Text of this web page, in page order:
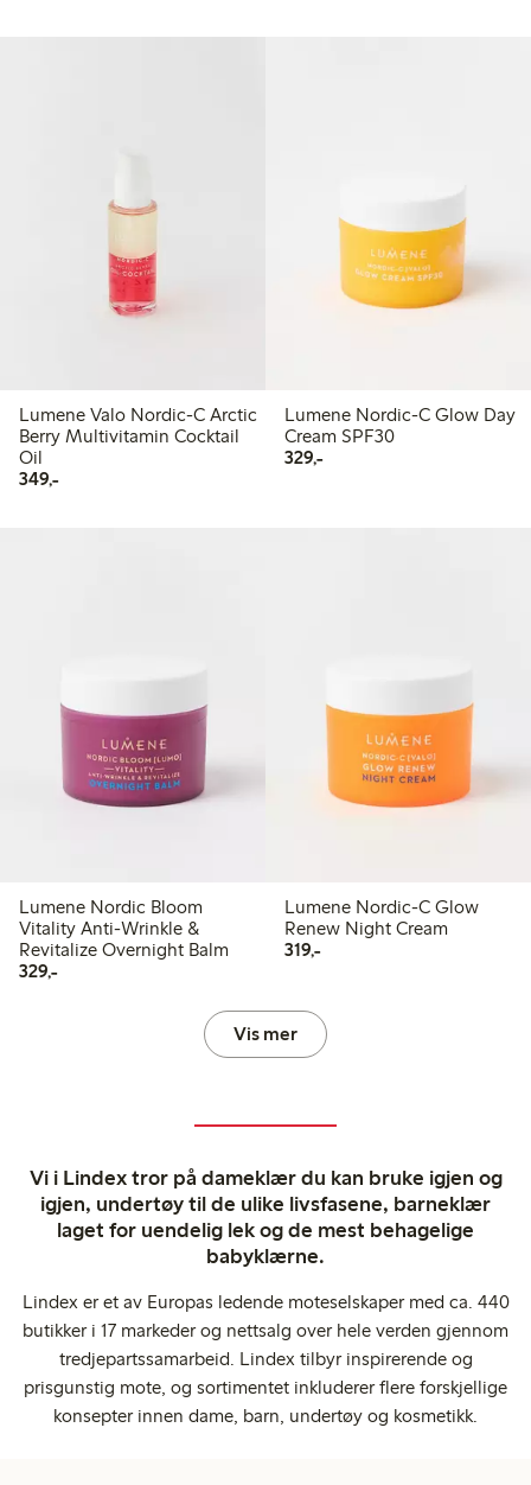
Lumene Valo Nordic-C Arctic
Berry Multivitamin Cocktail
Oil
349,-349,00 kr
Lumene Nordic-C Glow Day
Cream SPF30
329,-329,00 kr
Lumene Nordic Bloom
Vitality Anti-Wrinkle &
Revitalize Overnight Balm
329,-329,00 kr
Lumene Nordic-C Glow
Renew Night Cream
319,-319,00 kr
Vis mer
Vi i Lindex tror på dameklær du kan bruke igjen og
igjen, undertøy til de ulike livsfasene, barneklær
laget for uendelig lek og de mest behagelige
babyklærne.
Lindex er et av Europas ledende moteselskaper med ca. 440
butikker i 17 markeder og nettsalg over hele verden gjennom
tredjepartssamarbeid. Lindex tilbyr inspirerende og
prisgunstig mote, og sortimentet inkluderer flere forskjellige
konsepter innen dame, barn, undertøy og kosmetikk.